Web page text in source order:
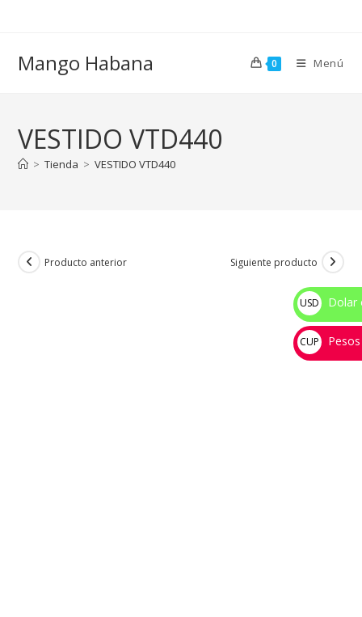
Mango Habana 0 Menú
VESTIDO VTD440
> Tienda > VESTIDO VTD440
Producto anterior Siguiente producto
USD
$
Dolar
CUP
💰
Pesos